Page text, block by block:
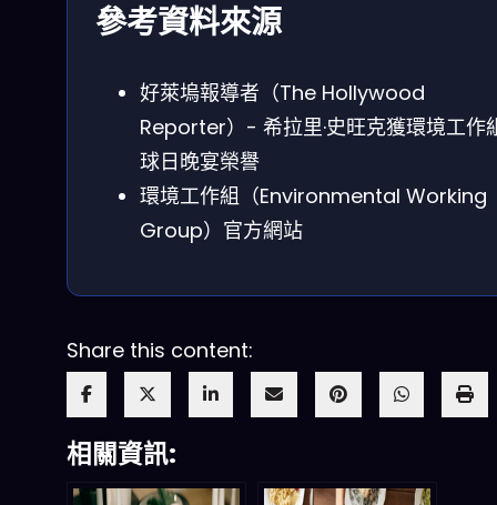
參考資料來源
好萊塢報導者（The Hollywood
Reporter）- 希拉里·史旺克獲環境工作
球日晚宴榮譽
環境工作組（Environmental Working
Group）官方網站
Share this content:
相關資訊: